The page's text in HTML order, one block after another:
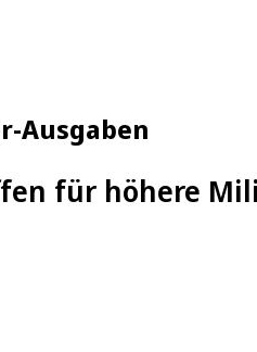
Ausgaben
für höhere